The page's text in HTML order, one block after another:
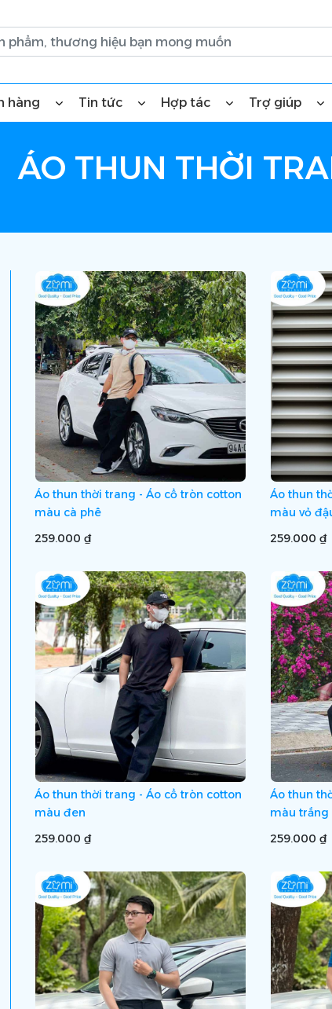
hàng Tin tức Hợp tác Trợ giúp
ÁO THUN THỜI
Áo thun thời trang - Áo cổ tròn cotton
màu cà phê
259.000 ₫
Áo thun
màu vỏ
259.000 ₫
Áo thun thời trang - Áo cổ tròn cotton
màu đen
259.000 ₫
Áo thun
màu trắng
259.000 ₫